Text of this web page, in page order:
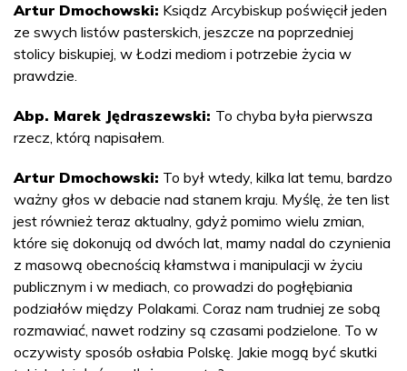
Artur Dmochowski: Ksiądz Arcybiskup poświęcił jeden
ze swych listów pasterskich, jeszcze na poprzedniej
stolicy biskupiej, w Łodzi mediom i potrzebie życia w
prawdzie.
Abp. Marek Jędraszewski: To chyba była pierwsza
rzecz, którą napisałem.
Artur Dmochowski: To był wtedy, kilka lat temu, bardzo
ważny głos w debacie nad stanem kraju. Myślę, że ten list
jest również teraz aktualny, gdyż pomimo wielu zmian,
które się dokonują od dwóch lat, mamy nadal do czynienia
z masową obecnością kłamstwa i manipulacji w życiu
publicznym i w mediach, co prowadzi do pogłębiania
podziałów między Polakami. Coraz nam trudniej ze sobą
rozmawiać, nawet rodziny są czasami podzielone. To w
oczywisty sposób osłabia Polskę. Jakie mogą być skutki